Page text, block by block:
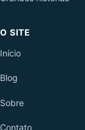
O SITE
Início
Blog
Sobre
Contato